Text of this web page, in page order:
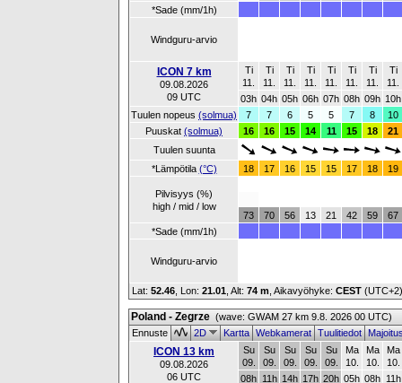
*Sade (mm/1h)
Windguru-arvio
ICON 7 km
09.08.2026
09 UTC
Ti
11.
Ti
11.
Ti
11.
Ti
11.
Ti
11.
Ti
11.
Ti
11.
Ti
11.
03h 04h 05h 06h 07h 08h 09h 10h
Tuulen nopeus (solmua) 7 7 6 5 5 7 8
10
Puuskat (solmua) 16 16 15 14 11 15 18
21
Tuulen suunta
*Lämpötila (°C) 18 17 16 15 15 17 18 19
Pilvisyys (%)
high / mid / low
73
70 56 13 21 42 59
67
*Sade (mm/1h)
Windguru-arvio
Lat: 52.46 , Lon: 21.01 Alt: 74 m , Aikavyöhyke: CEST
Poland - Zegrze (wave: GWAM 27 km 9.8. 2026 00 UTC)
Ennuste
2D KarttaWebkameratTuulitiedot
ICON 13 km
09.08.2026
06 UTC
Su
09.
Su
09.
Su
09.
Su
09.
Su
09.
Ma
10.
Ma
10.
Ma
10.
08h 11h 14h 17h 20h 05h 08h 11h